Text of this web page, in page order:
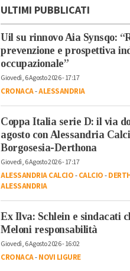
ULTIMI PUBBLICATI
Uil su rinnovo Aia Synsqo:
prevenzione e prospettiva
occupazionale”
Giovedì, 6 Agosto 2026 - 17:17
CRONACA-ALESSANDRIA
Coppa Italia serie D: il via
agosto con Alessandria
Borgosesia-Derthona
Giovedì, 6 Agosto 2026 - 17:17
ALESSANDRIA CALCIO-CALCIO-
ALESSANDRIA
Ex Ilva: Schlein e sindacati
Meloni responsabilità
Giovedì, 6 Agosto 2026 - 16:02
CRONACA-NOVI LIGURE